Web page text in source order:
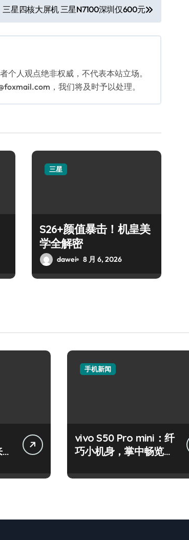
三星四核大屏机 三星N7100深圳仅600元
个人观点绝非权威，不代表本站立场。
，我们将及时予以处理。
三星
S26+颜值暴击！机皇美
学全解密
dawei 8 月 6, 2026
手机新闻
vivo S50 Pro mini：纤
巧小机身，掌中畅览海